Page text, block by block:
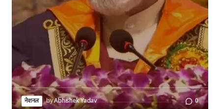
नेशनल byAbhishek Yadav 0